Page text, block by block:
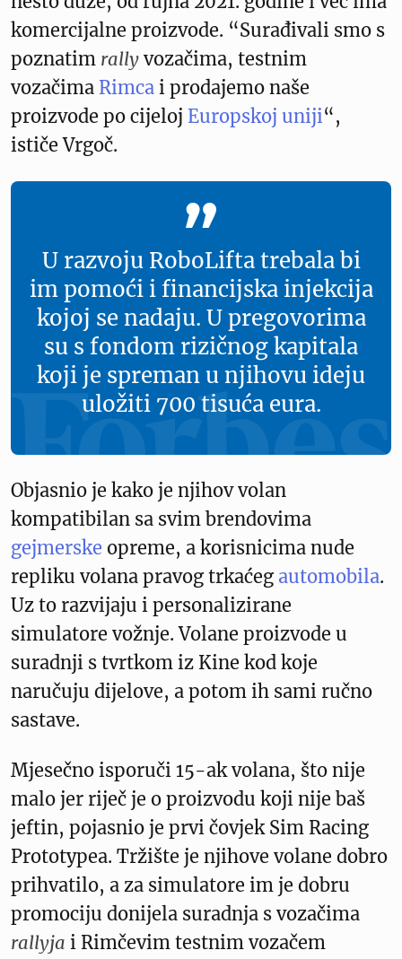
komercijalne proizvode. “Surađivali smo s
poznatim rally vozačima, testnim
vozačima Rimca i prodajemo naše
proizvode po cijeloj Europskoj uniji“,
ističe Vrgoč.
U razvoju RoboLifta trebala bi
im pomoći i financijska injekcija
kojoj se nadaju. U pregovorima
su s fondom rizičnog kapitala
koji je spreman u njihovu ideju
uložiti 700 tisuća eura.
Objasnio je kako je njihov volan
kompatibilan sa svim brendovima
gejmerske opreme, a korisnicima nude
repliku volana pravog trkaćeg automobila.
Uz to razvijaju i personalizirane
simulatore vožnje. Volane proizvode u
suradnji s tvrtkom iz Kine kod koje
naručuju dijelove, a potom ih sami ručno
sastave.
Mjesečno isporuči 15-ak volana, što nije
malo jer riječ je o proizvodu koji nije baš
jeftin, pojasnio je prvi čovjek Sim Racing
Prototypea. Tržište je njihove volane dobro
prihvatilo, a za simulatore im je dobru
promociju donijela suradnja s vozačima
rallyja i Rimčevim testnim vozačem